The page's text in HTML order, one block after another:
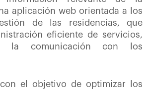
aplicación web orientada a los
de las residencias, que
eficiente de servicios,
la comunicación con los
con el objetivo de optimizar los